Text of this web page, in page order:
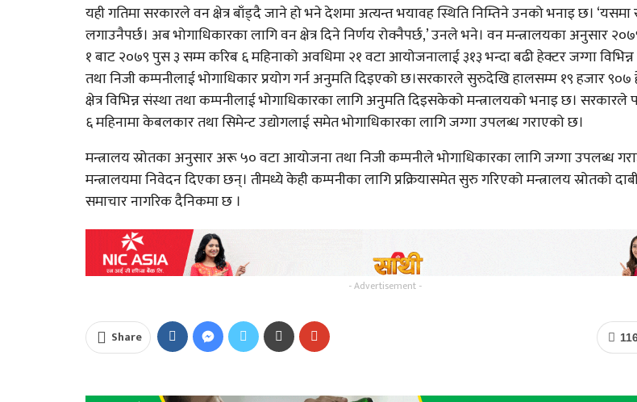
यही गतिमा सरकारले वन क्षेत्र बाँड्दै जाने हो भने देशमा अत्यन्त भयावह स्थिति निम्तिने उनको भनाइ छ। ‘यसमा
लगाउनैपर्छ। अब भोगाधिकारका लागि वन क्षेत्र दिने निर्णय रोक्नैपर्छ,’ उनले भने। वन मन्त्रालयका अनुसार
१ बाट २०७९ पुस ३ सम्म करिब ६ महिनाको अवधिमा २१ वटा आयोजनालाई ३१३ भन्दा बढी हेक्टर जग्गा
तथा निजी कम्पनीलाई भोगाधिकार प्रयोग गर्न अनुमति दिइएको छ।सरकारले सुरुदेखि हालसम्म १९ हजार
क्षेत्र विभिन्न संस्था तथा कम्पनीलाई भोगाधिकारका लागि अनुमति दिइसकेको मन्त्रालयको भनाइ छ। सरकारले
६ महिनामा केबलकार तथा सिमेन्ट उद्योगलाई समेत भोगाधिकारका लागि जग्गा उपलब्ध गराएको छ।
मन्त्रालय स्रोतका अनुसार अरू ५० वटा आयोजना तथा निजी कम्पनीले भोगाधिकारका लागि जग्गा उपलब्ध
मन्त्रालयमा निवेदन दिएका छन्। तीमध्ये केही कम्पनीका लागि प्रक्रियासमेत सुरु गरिएको मन्त्रालय स्रोतको
समाचार नागरिक दैनिकमा छ ।
- Advertisement -
Share